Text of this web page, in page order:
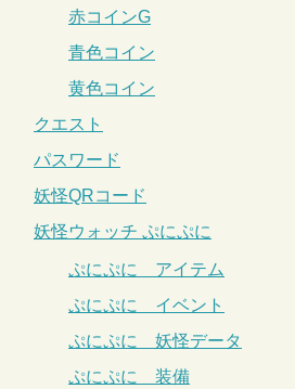
赤コインG
青色コイン
黄色コイン
クエスト
パスワード
妖怪QRコード
妖怪ウォッチ ぷにぷに
ぷにぷに アイテム
ぷにぷに イベント
ぷにぷに 妖怪データ
ぷにぷに 装備